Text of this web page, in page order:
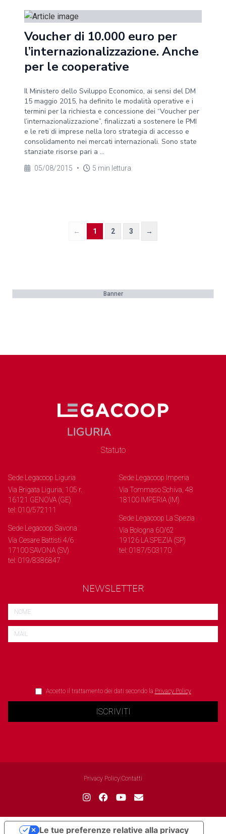
Voucher di 10.000 euro per
l’internazionalizzazione. Anche
per le cooperative
Il Ministero dello Sviluppo Economico, ai sensi del DM
15 maggio 2015, ha definito le modalità operative e i
termini per la richiesta e concessione dei “Voucher per
l’internazionalizzazione”, finalizzati a sostenere le PMI
e le reti di imprese nella loro strategia di accesso e
consolidamento nei mercati internazionali. Sono state
stanziate risorse pari a ...
05/08/2015 • 5 min lettura
← 1 2 3 →
Banner
Statuto
Sede Legacoop Liguria
Via Brigata Liguria, 105 r.
16121 GENOVA (GE)
tel: 010/572111
Sede Legacoop Savona
Via Cesare Battisti 4/6
17100 SAVONA (SV)
tel: 019/8386847
Sede Legacoop Imperia
Via Tommaso Schiva, 48
18100 IMPERIA (IM)
Sede Legacoop La Spezia
Via Bologna 60/62
19126 LA SPEZIA (SP)
tel: 0187/503170
NEWSLETTER
Accetto il trattamento dei dati secondo la Privacy Policy
ISCRIVITI
Privacy Policy Contatti
Le tue preferenze relative alla privacy